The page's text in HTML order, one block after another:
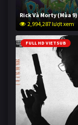
Rick Và Morty (Mùa 9)
2,994,287 lượt xem
FULL HD VIETSUB